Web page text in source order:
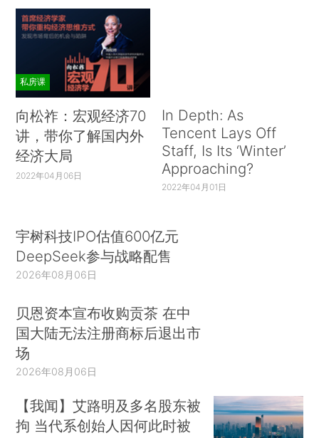
私房课
向松祚：宏观经济70
讲，带你了解国内外
经济大局
2022年04月06日
In Depth: As
Tencent Lays Off
Staff, Is Its ‘Winter’
Approaching?
2022年04月01日
宇树科技IPO估值600亿元
DeepSeek参与战略配售
2026年08月06日
贝恩资本宣布收购贡茶 在中
国大陆无法注册商标后退出市
场
2026年08月06日
【我闻】艾路明及多名股东被
拘 当代系创始人因何此时被